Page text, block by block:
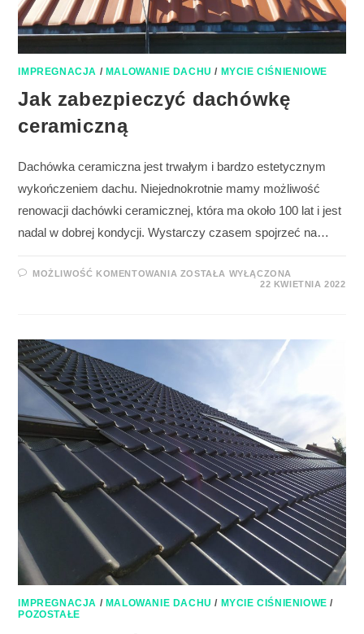
IMPREGNACJA / MALOWANIE DACHU / MYCIE CIŚNIENIOWE
Jak zabezpieczyć dachówkę
ceramiczną
Dachówka ceramiczna jest trwałym i bardzo estetycznym
wykończeniem dachu. Niejednokrotnie mamy możliwość
renowacji dachówki ceramicznej, która ma około 100 lat i jest
nadal w dobrej kondycji. Wystarczy czasem spojrzeć na…
MOŻLIWOŚĆ KOMENTOWANIA ZOSTAŁA WYŁĄCZONA
22 KWIETNIA 2022
IMPREGNACJA / MALOWANIE DACHU / MYCIE CIŚNIENIOWE /
POZOSTAŁE